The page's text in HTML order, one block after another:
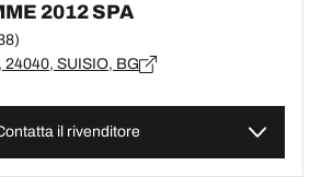
2012 SPA
24040, SUISIO, BG
il rivenditore